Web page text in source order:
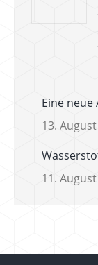
Eine
13.
11.